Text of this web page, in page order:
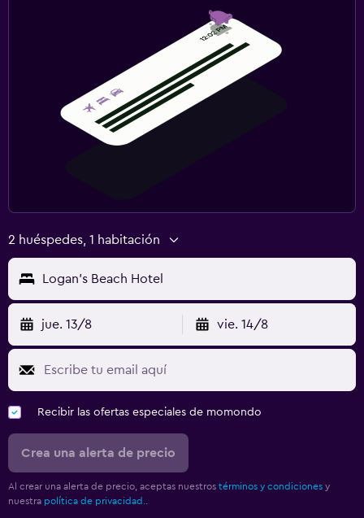
2 huéspedes, 1 habitación
Logan's Beach Hotel
jue. 13/8 vie. 14/8
Recibir las ofertas especiales de momondo
Crea una alerta de precio
Al crear una alerta de precio, aceptas nuestros términos y condiciones y
nuestra política de privacidad.